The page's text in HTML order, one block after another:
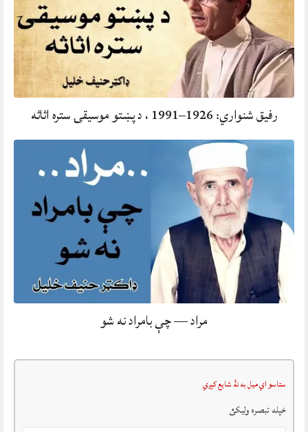
رفيق شنواري: 1926–1991 ، د پښتو موسيقۍ ستره اثاثه
مراد — چې بامراد نه شو
ستاسو اي ميل به نۀ شايع کېږي
خپله تبصرہ وليکئ